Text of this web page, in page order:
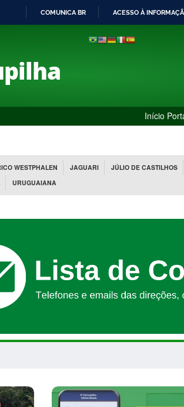
PARA
COMUNICA BR ACESSO À
Início
WESTPHALEN JAGUARI JÚLIO DE CASTILHOS
URUGUAIANA